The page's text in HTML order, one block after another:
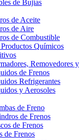
de Bujías
de Aceite
de Aire
de Combustible
Químicos
Removedores
de Frenos
Refrigerantes
y Aerosoles
de Freno
de Frenos
de Frenos
de Frenos